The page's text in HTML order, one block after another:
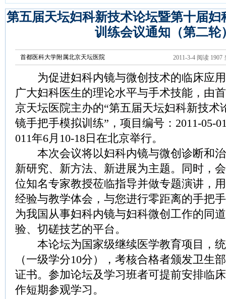
第五届天坛妇科新技术论坛暨第十届妇
训练会议通知（第二轮
首都医科大学附属北京天坛医院 2011-3-4 阅读 1907
为促进妇科内镜与微创技术的临床应用
广大妇科医生的理论水平与手术技能，由
京天坛医院主办的“第五届天坛妇科新技术
镜手把手模拟训练”，项目编号：2011-05-
011年6月10-18日在北京举行。
本次会议将以妇科内镜与微创诊断和治
新研究、新方法、新进展为主题。同时，
位知名专家教授莅临指导并做专题演讲，
经验与教学体会，与您进行零距离的手把
为我国从事妇科内镜与妇科微创工作的同
验、切磋技艺的平台。
本论坛为国家级继续医学教育项目，统
（一级学分10分），考核合格者颁发卫生
证书。参加论坛及学习班者可提前安排临
作短期参观学习。